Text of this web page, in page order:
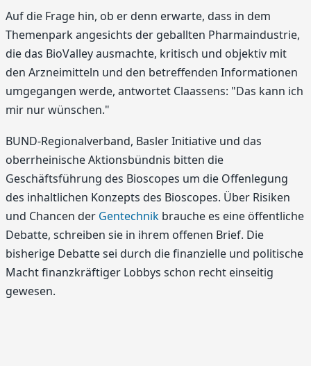
Auf die Frage hin, ob er denn erwarte, dass in dem
Themenpark angesichts der geballten Pharmaindustrie,
die das BioValley ausmachte, kritisch und objektiv mit
den Arzneimitteln und den betreffenden Informationen
umgegangen werde, antwortet Claassens: "Das kann ich
mir nur wünschen."
BUND-Regionalverband, Basler Initiative und das
oberrheinische Aktionsbündnis bitten die
Geschäftsführung des Bioscopes um die Offenlegung
des inhaltlichen Konzepts des Bioscopes. Über Risiken
und Chancen der Gentechnik brauche es eine öffentliche
Debatte, schreiben sie in ihrem offenen Brief. Die
bisherige Debatte sei durch die finanzielle und politische
Macht finanzkräftiger Lobbys schon recht einseitig
gewesen.